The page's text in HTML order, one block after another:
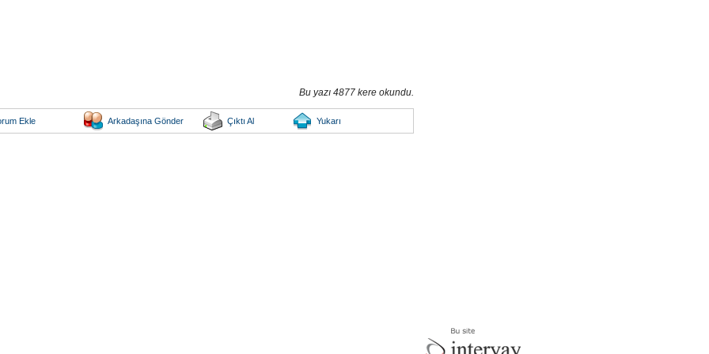
Bu yazı 4877 kere okundu.
Ekle Arkadaşına Gönder Çıktı Al Yukarı